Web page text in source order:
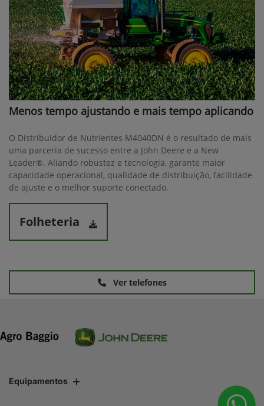
Menos tempo ajustando e mais tempo aplicando
O Distribuidor de Nutrientes M4040DN é o resultado de mais
uma parceria de sucesso entre a John Deere e a New
Leader®. Aliando robustez e tecnologia, garante maior
capacidade operacional, qualidade de distribuição, facilidade
de ajuste e o melhor suporte conectado.
Folheteria
Ver telefones
Equipamentos